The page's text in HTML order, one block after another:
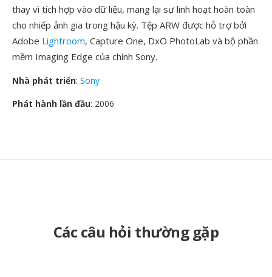
thay vì tích hợp vào dữ liệu, mang lại sự linh hoạt hoàn toàn
cho nhiếp ảnh gia trong hậu kỳ. Tệp ARW được hỗ trợ bởi
Adobe Lightroom, Capture One, DxO PhotoLab và bộ phần
mềm Imaging Edge của chính Sony.
Nhà phát triển: Sony
Phát hành lần đầu: 2006
Các câu hỏi thường gặp